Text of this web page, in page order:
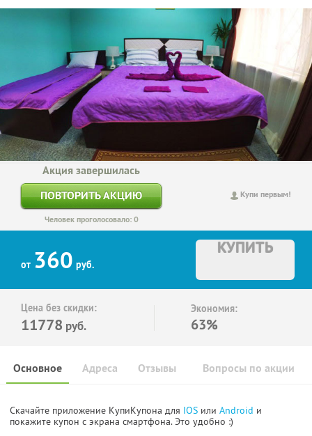
Купи первым!
Акция завершилась
ПОВТОРИТЬ АКЦИЮ
Человек проголосовало: 0
от 360 руб.
КУПИТЬ
Цена без скидки:
11778 руб.
Экономия:
63%
Основное Отзывы Вопросы по акции
Адреса
Скачайте приложение КупиКупона для IOS или Android и
покажите купон с экрана смартфона. Это удобно :)